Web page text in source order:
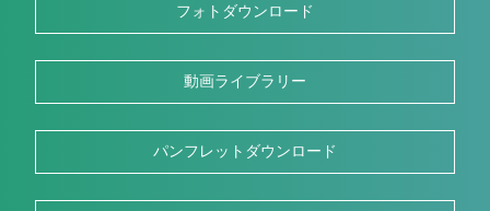
フォトダウンロード
動画ライブラリー
パンフレットダウンロード